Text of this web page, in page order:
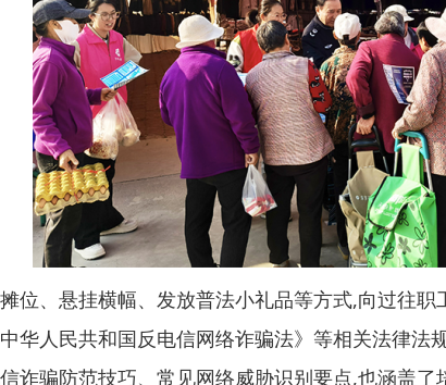
位、悬挂横幅、发放普法小礼品等方式,向过往
华人民共和国反电信网络诈骗法》等相关法律
诈骗防范技巧、常见网络威胁识别要点,也涵盖